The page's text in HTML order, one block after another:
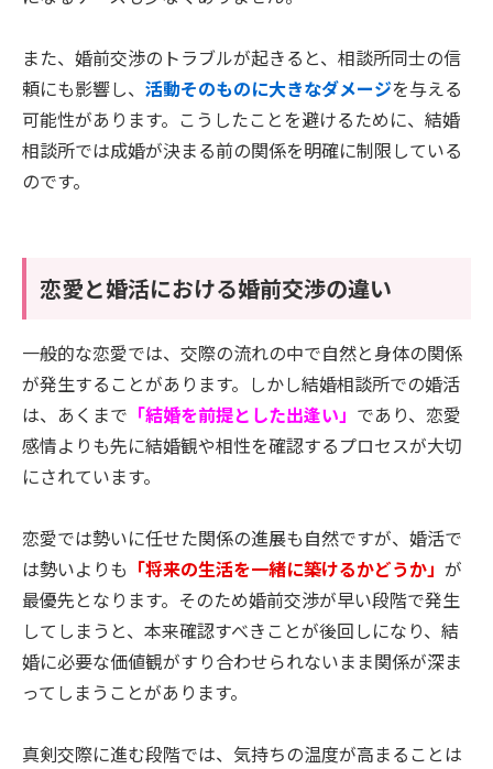
また、婚前交渉のトラブルが起きると、相談所同士の信
頼にも影響し、 活動そのものに大きなダメージを与える
可能性があります。こうしたことを避けるために、結婚
相談所では成婚が決まる前の関係を明確に制限している
のです。
恋愛と婚活における婚前交渉の違い
一般的な恋愛では、交際の流れの中で自然と身体の関係
が発生することがあります。しかし結婚相談所での婚活
は、あくまで 「結婚を前提とした出逢い」 であり、恋愛
感情よりも先に結婚観や相性を確認するプロセスが大切
にされています。
恋愛では勢いに任せた関係の進展も自然ですが、婚活で
は勢いよりも 「将来の生活を一緒に築けるかどうか」 が
最優先となります。そのため婚前交渉が早い段階で発生
してしまうと、本来確認すべきことが後回しになり、結
婚に必要な価値観がすり合わせられないまま関係が深ま
ってしまうことがあります。
真剣交際に進む段階では、気持ちの温度が高まることは